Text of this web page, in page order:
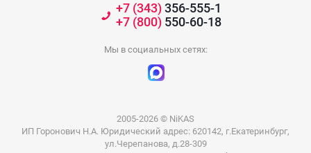
+7 (343)356-555-1
+7 (800)550-60-18
Мы в социальных сетях:
2005-2026 © NiKAS
ИП Горонович Н.А. Юридический адрес: 620142, г.Екатеринбург,
ул.Черепанова, д.28-309